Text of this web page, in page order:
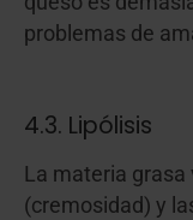
problemas de
4.3. Lipólisis
La materia
(cremosidad) y